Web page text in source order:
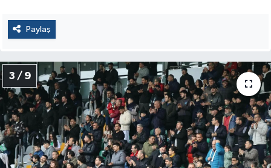
Paylaş
3 / 9